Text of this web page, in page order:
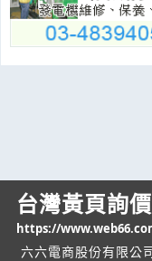
台灣黃頁詢
https://
六六電商股份有限公